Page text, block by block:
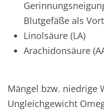
Blutgefäße als
Linolsäure (LA)
Arachidonsäure
Mängel bzw. niedrige
Ungleichgewicht